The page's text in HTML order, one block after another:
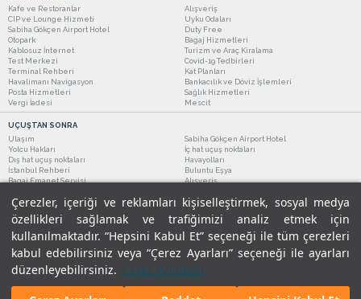
Çerezler, içeriği ve reklamları kişiselleştirmek, sosyal medya
özellikleri sağlamak ve trafiğimizi analiz etmek için
kullanılmaktadır. “Hepsini Kabul Et” seçeneği ile tüm çerezleri
kabul edebilirsiniz veya “Çerez Ayarları” seçeneği ile ayarları
düzenleyebilirsiniz. Çerez Politikası
Kafe ve Restoranlar
Alışveriş
CIP ve Lounge Hizmeti
Uyku Odaları
Sabiha Gökçen Airport Hotel
Duty Free
Otopark
Bagaj Hizmetleri
Kablosuz İnternet
Turizm ve Araç Kiralama
Test Merkezi
Covid-19 Tedbirleri
Terminal Rehberi
Kat Planları
Havalimanı Navigasyon
Bankacılık ve Döviz İşlemleri
Posta Hizmetleri
Sağlık Hizmetleri
Vergi İadesi
Mescit
UÇUŞTAN SONRA
Ulaşım
Sabiha Gökçen Airport Hotel
Yolcu Hakları
İç hat uçuş noktaları
Dış hat uçuş noktaları
Havayolları
İstanbul Rehberi
Buluntu Eşya
Bagaj Emanet Servisi
Alışveriş